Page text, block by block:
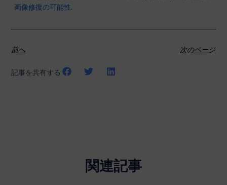
画像修復の可能性.
前へ 次のページ
記事を共有する
関連記事